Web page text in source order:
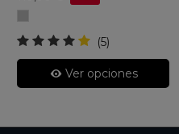
(5)
Ver opciones